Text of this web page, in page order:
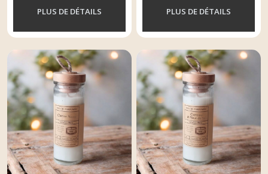
PLUS DE DÉTAILS PLUS DE DÉTAILS